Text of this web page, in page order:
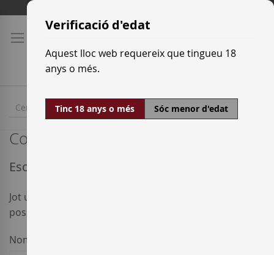
Skip
Content
Contacta amb nosaltres
Escriu-nos
Jot us a note and we’ll get back to you as quickly as
possible.
Nom
Verificació d'edat
Aquest lloc web requereix que tingueu 18
anys o més.
Tinc 18 anys o més Sóc menor d'edat